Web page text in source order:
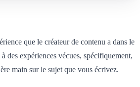
que le créateur de contenu a dans le
des expériences vécues, spécifiquement,
main sur le sujet que vous écrivez.